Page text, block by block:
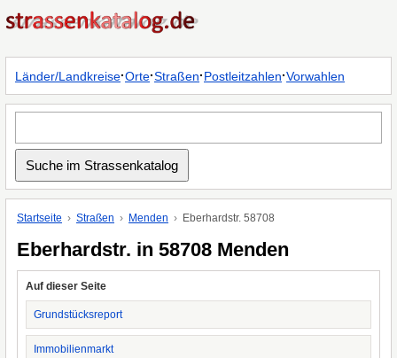
Länder/Landkreise·Orte·Straßen·Postleitzahlen·Vorwahlen
Startseite Straßen Menden Eberhardstr. 58708
Eberhardstr. in 58708 Menden
Auf dieser Seite
Grundstücksreport
Immobilienmarkt